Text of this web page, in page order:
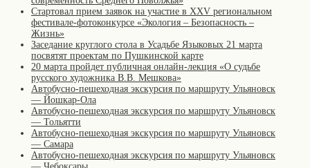
Стартовал прием заявок на участие в XXV региональном
фестивале-фотоконкурсе «Экология – Безопасность –
Жизнь»
Заседание круглого стола в Усадьбе Языковых 21 марта
посвятят проектам по Пушкинской карте
20 марта пройдет публичная онлайн-лекция «О судьбе
русского художника В.В. Мешкова»
Автобусно-пешеходная экскурсия по маршруту Ульяновск
— Йошкар-Ола
Автобусно-пешеходная экскурсия по маршруту Ульяновск
— Тольятти
Автобусно-пешеходная экскурсия по маршруту Ульяновск
— Самара
Автобусно-пешеходная экскурсия по маршруту Ульяновск